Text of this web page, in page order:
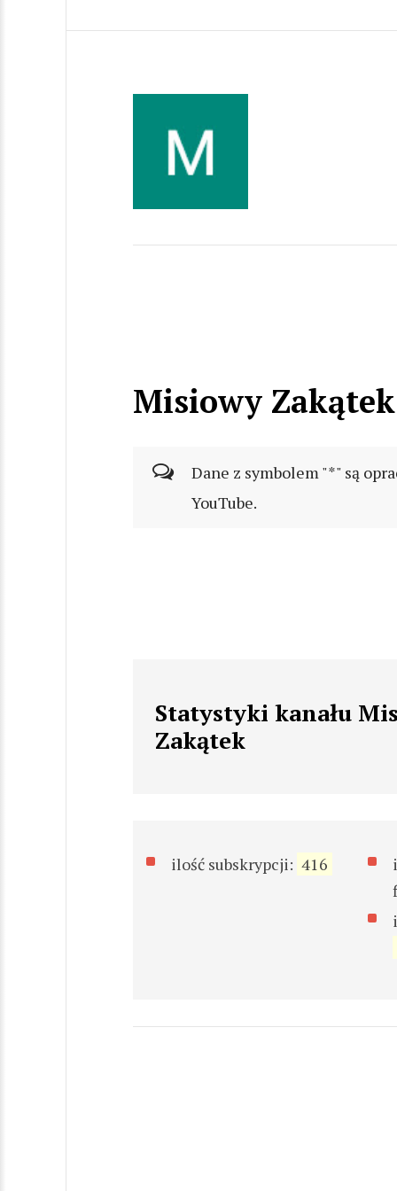
Misiowy Zakątek
Dane z symbolem "*" są
YouTube.
Statystyki kanału
Zakątek
ilość subskrypcji: 416